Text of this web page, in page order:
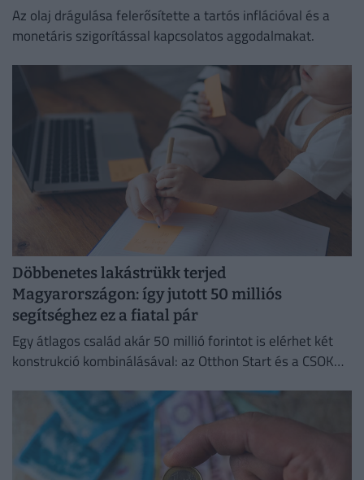
Az olaj drágulása felerősítette a tartós inflációval és a
monetáris szigorítással kapcsolatos aggodalmakat.
Döbbenetes lakástrükk terjed
Magyarországon: így jutott 50 milliós
segítséghez ez a fiatal pár
Egy átlagos család akár 50 millió forintot is elérhet két
konstrukció kombinálásával: az Otthon Start és a CSOK